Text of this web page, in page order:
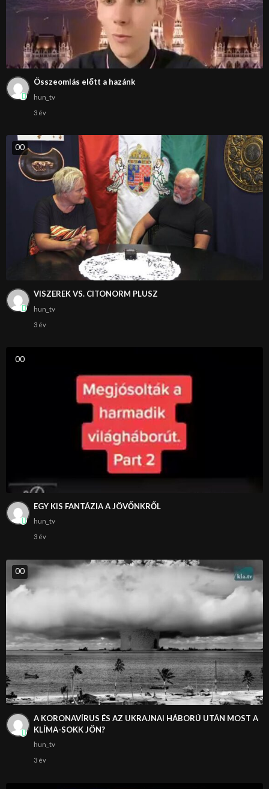
Összeomlás előtt a hazánk
hun_tv
3 év
00
VISZEREK VS. CITONORM PLUSZ
hun_tv
3 év
00
EGY KIS FANTÁZIA A JÖVŐNKRŐL
hun_tv
3 év
00
A KORONAVÍRUS ÉS AZ UKRAJNAI HÁBORÚ UTÁN MOST A
KLÍMA-SOKK JÖN?
hun_tv
3 év